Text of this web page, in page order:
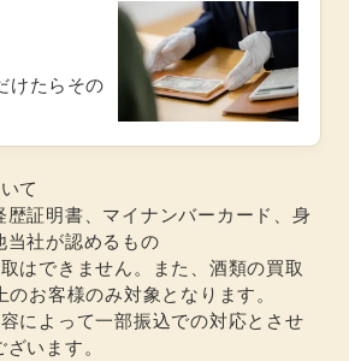
けたらその
て
証明書、マイナンバーカード、身
当社が認めるもの
はできません。また、酒類の買取
お客様のみ対象となります。
によって一部振込での対応とさせ
います。